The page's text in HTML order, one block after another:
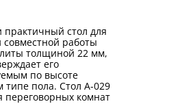
практичный стол для
работы
толщиной 22 мм,
его
по высоте
типе пола. Стол А-029
переговорных комнат